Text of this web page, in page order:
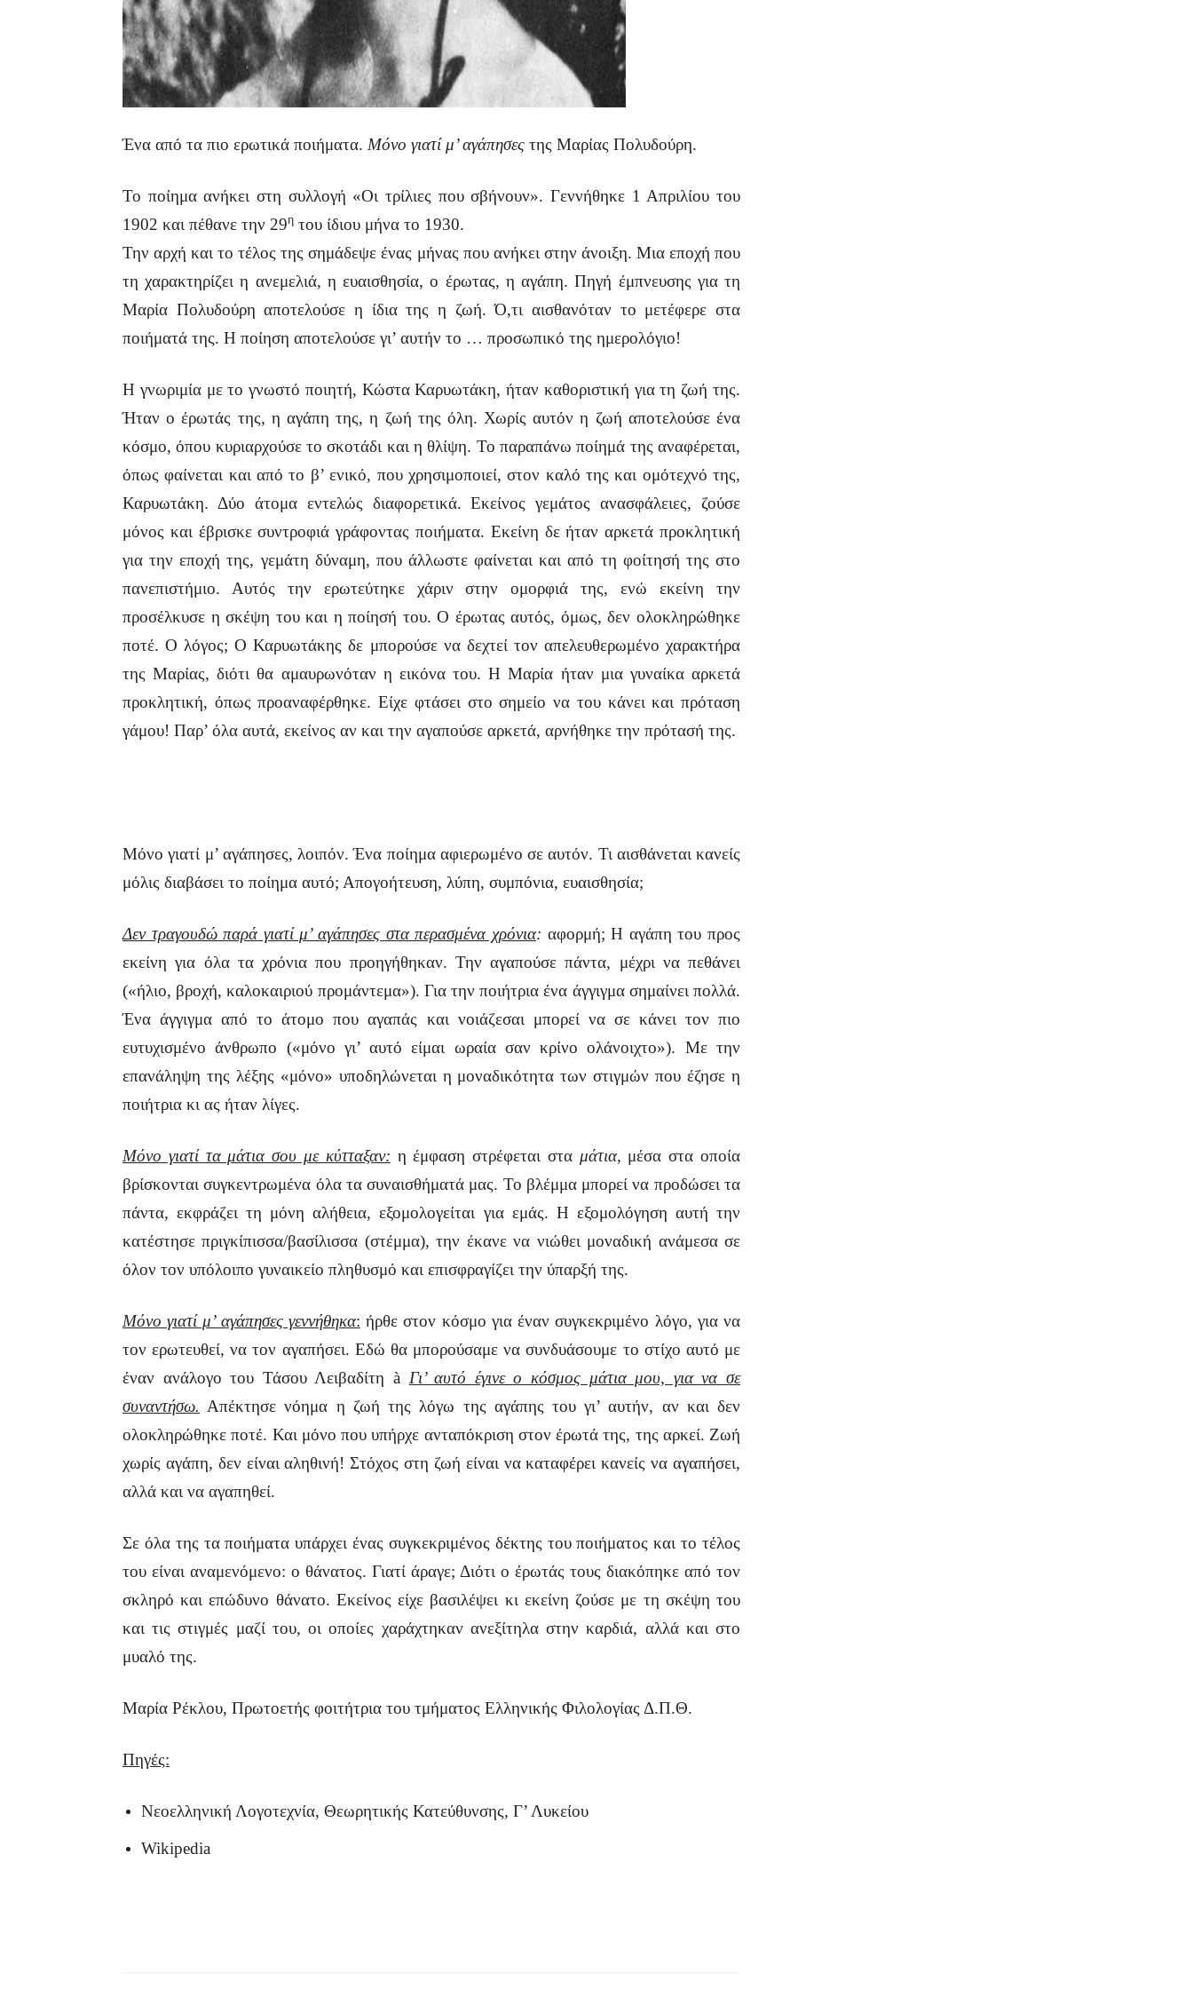
Ένα από τα πιο ερωτικά ποιήματα. Μόνο γιατί μ’ αγάπησες της Μαρίας Πολυδούρη.
Το ποίημα ανήκει στη συλλογή «Οι τρίλιες που σβήνουν». Γεννήθηκε 1 Απριλίου του
1902 και πέθανε την 29η του ίδιου μήνα το 1930.
Την αρχή και το τέλος της σημάδεψε ένας μήνας που ανήκει στην άνοιξη. Μια εποχή που
τη χαρακτηρίζει η ανεμελιά, η ευαισθησία, ο έρωτας, η αγάπη. Πηγή έμπνευσης για τη
Μαρία Πολυδούρη αποτελούσε η ίδια της η ζωή. Ό,τι αισθανόταν το μετέφερε στα
ποιήματά της. Η ποίηση αποτελούσε γι’ αυτήν το … προσωπικό της ημερολόγιο!
Η γνωριμία με το γνωστό ποιητή, Κώστα Καρυωτάκη, ήταν καθοριστική για τη ζωή της.
Ήταν ο έρωτάς της, η αγάπη της, η ζωή της όλη. Χωρίς αυτόν η ζωή αποτελούσε ένα
κόσμο, όπου κυριαρχούσε το σκοτάδι και η θλίψη. Το παραπάνω ποίημά της αναφέρεται,
όπως φαίνεται και από το β’ ενικό, που χρησιμοποιεί, στον καλό της και ομότεχνό της,
Καρυωτάκη. Δύο άτομα εντελώς διαφορετικά. Εκείνος γεμάτος ανασφάλειες, ζούσε
μόνος και έβρισκε συντροφιά γράφοντας ποιήματα. Εκείνη δε ήταν αρκετά προκλητική
για την εποχή της, γεμάτη δύναμη, που άλλωστε φαίνεται και από τη φοίτησή της στο
πανεπιστήμιο. Αυτός την ερωτεύτηκε χάριν στην ομορφιά της, ενώ εκείνη την
προσέλκυσε η σκέψη του και η ποίησή του. Ο έρωτας αυτός, όμως, δεν ολοκληρώθηκε
ποτέ. Ο λόγος; Ο Καρυωτάκης δε μπορούσε να δεχτεί τον απελευθερωμένο χαρακτήρα
της Μαρίας, διότι θα αμαυρωνόταν η εικόνα του. Η Μαρία ήταν μια γυναίκα αρκετά
προκλητική, όπως προαναφέρθηκε. Είχε φτάσει στο σημείο να του κάνει και πρόταση
γάμου! Παρ’ όλα αυτά, εκείνος αν και την αγαπούσε αρκετά, αρνήθηκε την πρότασή της.
Μόνο γιατί μ’ αγάπησες, λοιπόν. Ένα ποίημα αφιερωμένο σε αυτόν. Τι αισθάνεται κανείς
μόλις διαβάσει το ποίημα αυτό; Απογοήτευση, λύπη, συμπόνια, ευαισθησία;
Δεν τραγουδώ παρά γιατί μ’ αγάπησες στα περασμένα χρόνια: αφορμή; Η αγάπη του προς
εκείνη για όλα τα χρόνια που προηγήθηκαν. Την αγαπούσε πάντα, μέχρι να πεθάνει
(«ήλιο, βροχή, καλοκαιριού προμάντεμα»). Για την ποιήτρια ένα άγγιγμα σημαίνει πολλά.
Ένα άγγιγμα από το άτομο που αγαπάς και νοιάζεσαι μπορεί να σε κάνει τον πιο
ευτυχισμένο άνθρωπο («μόνο γι’ αυτό είμαι ωραία σαν κρίνο ολάνοιχτο»). Με την
επανάληψη της λέξης «μόνο» υποδηλώνεται η μοναδικότητα των στιγμών που έζησε η
ποιήτρια κι ας ήταν λίγες.
Μόνο γιατί τα μάτια σου με κύτταξαν: η έμφαση στρέφεται στα μάτια, μέσα στα οποία
βρίσκονται συγκεντρωμένα όλα τα συναισθήματά μας. Το βλέμμα μπορεί να προδώσει τα
πάντα, εκφράζει τη μόνη αλήθεια, εξομολογείται για εμάς. Η εξομολόγηση αυτή την
κατέστησε πριγκίπισσα/βασίλισσα (στέμμα), την έκανε να νιώθει μοναδική ανάμεσα σε
όλον τον υπόλοιπο γυναικείο πληθυσμό και επισφραγίζει την ύπαρξή της.
Μόνο γιατί μ’ αγάπησες γεννήθηκα: ήρθε στον κόσμο για έναν συγκεκριμένο λόγο, για να
τον ερωτευθεί, να τον αγαπήσει. Εδώ θα μπορούσαμε να συνδυάσουμε το στίχο αυτό με
έναν ανάλογο του Τάσου Λειβαδίτη à Γι’ αυτό έγινε ο κόσμος μάτια μου, για να σε
συναντήσω. Απέκτησε νόημα η ζωή της λόγω της αγάπης του γι’ αυτήν, αν και δεν
ολοκληρώθηκε ποτέ. Και μόνο που υπήρχε ανταπόκριση στον έρωτά της, της αρκεί. Ζωή
χωρίς αγάπη, δεν είναι αληθινή! Στόχος στη ζωή είναι να καταφέρει κανείς να αγαπήσει,
αλλά και να αγαπηθεί.
Σε όλα της τα ποιήματα υπάρχει ένας συγκεκριμένος δέκτης του ποιήματος και το τέλος
του είναι αναμενόμενο: ο θάνατος. Γιατί άραγε; Διότι ο έρωτάς τους διακόπηκε από τον
σκληρό και επώδυνο θάνατο. Εκείνος είχε βασιλέψει κι εκείνη ζούσε με τη σκέψη του
και τις στιγμές μαζί του, οι οποίες χαράχτηκαν ανεξίτηλα στην καρδιά, αλλά και στο
μυαλό της.
Μαρία Ρέκλου, Πρωτοετής φοιτήτρια του τμήματος Ελληνικής Φιλολογίας Δ.Π.Θ.
Πηγές:
Νεοελληνική Λογοτεχνία, Θεωρητικής Κατεύθυνσης, Γ’ Λυκείου
Wikipedia